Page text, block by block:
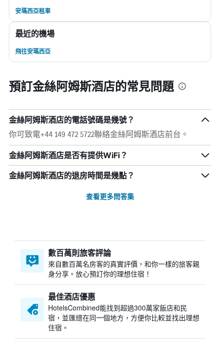
安瑪西亞租車
最近的機場
飛往安瑪西亞
預訂金絲阿姆斯酒店的常見問題
金絲阿姆斯酒店的電話號碼是幾號？
你可致電+44 149 472 5722聯絡金絲阿姆斯酒店前台。
金絲阿姆斯酒店是否有提供WiFi？
金絲阿姆斯酒店的退房時間是幾點？
查看更多問答集
數百萬則旅客評論
來自數百萬名房客的真實評價，和你一樣的旅客親
身分享。放心預訂你的理想住宿！
最佳酒店優惠
HotelsCombined​能找到超過300萬家飯店和民
宿，並匯總在同一個地方，方便你比較並找出理想
住宿。